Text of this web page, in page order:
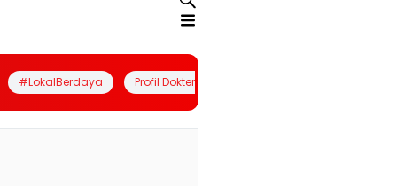
#LokalBerdaya Profil Dokter